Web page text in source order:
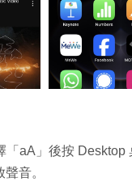
aA」後按 Desktop
音。